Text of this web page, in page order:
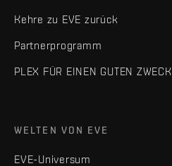
Kehre zu EVE zurück
Partnerprogramm
PLEX FÜR EINEN GUTEN ZWECK
WELTEN VON EVE
EVE-Universum